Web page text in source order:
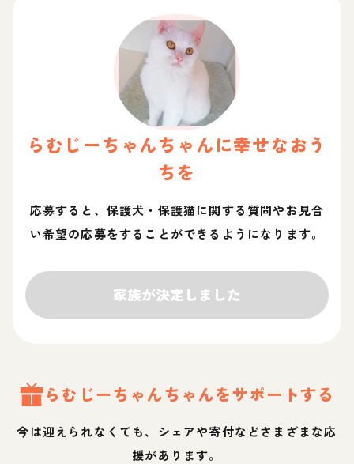
らむじーちゃんちゃんに幸せなおう
ちを
応募すると、保護犬・保護猫に関する質問やお見合
い希望の応募をすることができるようになります。
家族が決定しました
らむじーちゃんちゃんをサポートする
今は迎えられなくても、シェアや寄付などさまざまな応
援があります。